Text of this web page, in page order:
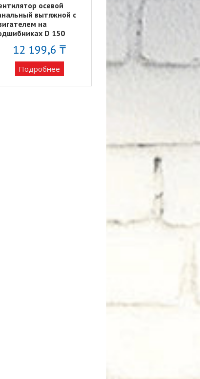
осевой
вытяжной c
на
D 150
12 199,6 ₸
Подробнее
Вентилятор осевой
вытяжной с
антимоскитной сеткой
D150 ERA 6S
14 157 ₸
Подробнее